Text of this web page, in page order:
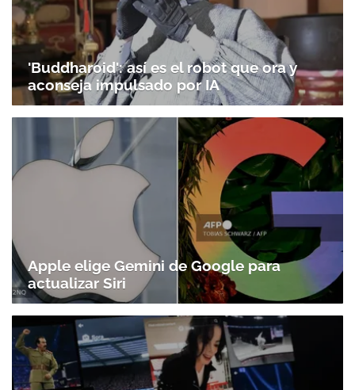
'Buddharoid': así es el robot que ora y
aconseja impulsado por IA
Apple elige Gemini de Google para
actualizar Siri